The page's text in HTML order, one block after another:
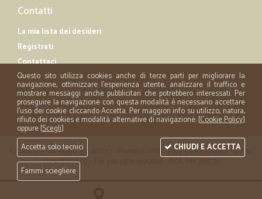
Contatti
La mia lista dei desideri
Registrati
Contattaci
Cicalia srl - via Acerbi 35 - 46100 - Mantova (MN) - P.iva 02508120207 - C.Fisc
02508120207 - Tel. +39 0376 1590669 - REA: MN 258721
Questo sito utilizza cookies anche di terze parti per migliorare la
navigazione, ottimizzare l'esperienza utente, analizzare il traffico e
mostrare messaggi anche pubblicitari che potrebbero interessati. Per
proseguire la navigazione con questa modalità è necessario accettare
l'uso dei cookie cliccando Accetta. Per maggiori info su utilizzo, natura,
rifiuto dei cookies e modalità alternative di navigazione: [Cookie Policy]
oppure [Scegli]
Accetta solo tecnici
Fammi sciegliere
CHIUDI E ACCETTA